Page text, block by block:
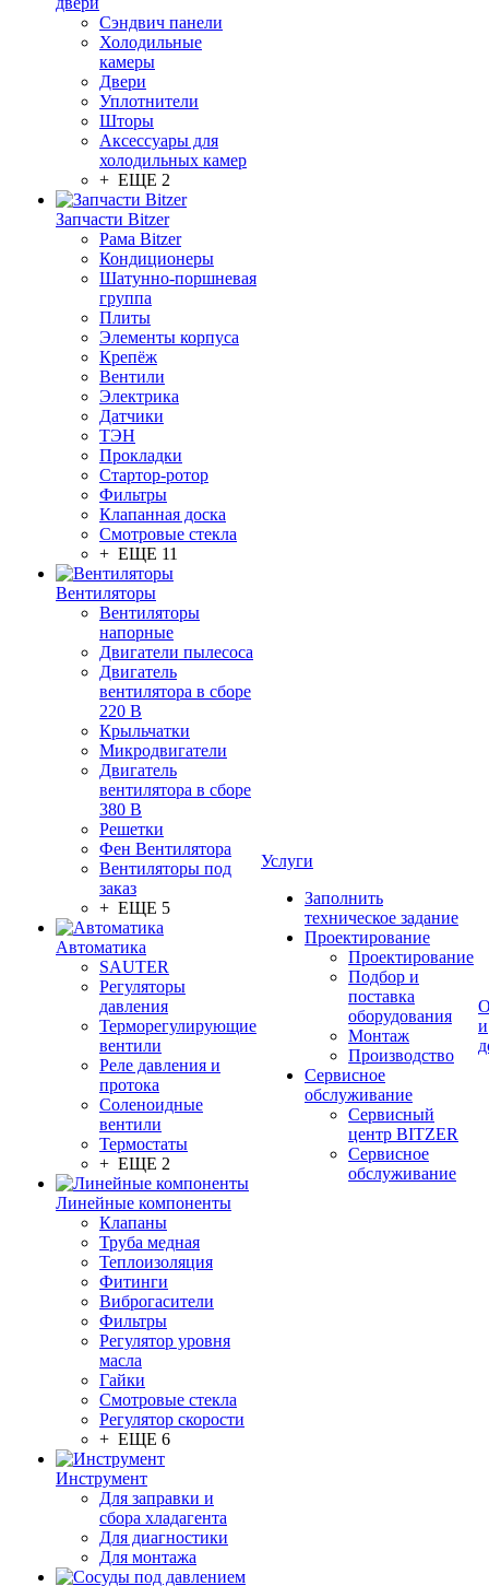
Сэндвич панели
Холодильные
камеры
Двери
Уплотнители
Шторы
Аксессуары для
холодильных камер
+ ЕЩЕ 2
Запчасти Bitzer
Рама Bitzer
Кондиционеры
Шатунно-поршневая
группа
Плиты
Элементы корпуса
Крепёж
Вентили
Электрика
Датчики
ТЭН
Прокладки
Стартор-ротор
Фильтры
Клапанная доска
Смотровые стекла
+ ЕЩЕ 11
Вентиляторы
Вентиляторы
напорные
Двигатели пылесоса
Двигатель
вентилятора в сборе
220 В
Крыльчатки
Микродвигатели
Двигатель
вентилятора в сборе
380 В
Решетки
Фен Вентилятора
Вентиляторы под
заказ
+ ЕЩЕ 5
Автоматика
SAUTER
Регуляторы
давления
Терморегулирующие
вентили
Реле давления и
протока
Соленоидные
вентили
Термостаты
+ ЕЩЕ 2
Линейные компоненты
Клапаны
Труба медная
Теплоизоляция
Фитинги
Виброгасители
Фильтры
Регулятор уровня
масла
Гайки
Смотровые стекла
Регулятор скорости
+ ЕЩЕ 6
Инструмент
Для заправки и
сбора хладагента
Для диагностики
Для монтажа
Услуги
Заполнить
техническое задание
Проектирование
Проектирование
Подбор и
поставка
оборудования
Монтаж
Производство
Сервисное
обслуживание
Сервисный
центр BITZER
Сервисное
обслуживание
и